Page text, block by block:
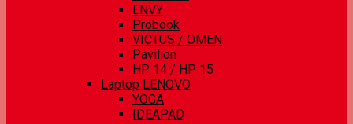
ENVY
Probook
VICTUS / OMEN
Pavilion
HP 14 / HP 15
Laptop LENOVO
YOGA
IDEAPAD